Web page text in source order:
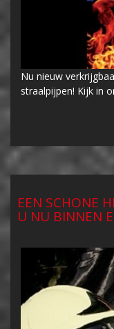
Nu nieuw
straalpijpen! Kijk in
EEN SCHONE
U NU BINNEN